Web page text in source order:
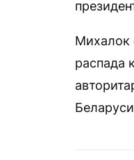
Михалок
распада